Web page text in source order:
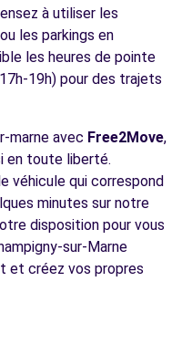
à utiliser les
les parkings en
les heures de pointe
19h) pour des trajets
marne avec Free2Move,
en toute liberté.
véhicule qui correspond
minutes sur notre
disposition pour vous
sur-Marne
et créez vos propres